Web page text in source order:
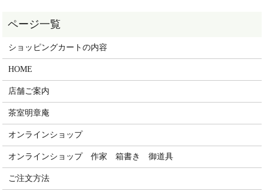
ショッピングカートの内容
HOME
店舗ご案内
茶室明章庵
オンラインショップ
オンラインショップ 作家 箱書き 御道具
ご注文方法